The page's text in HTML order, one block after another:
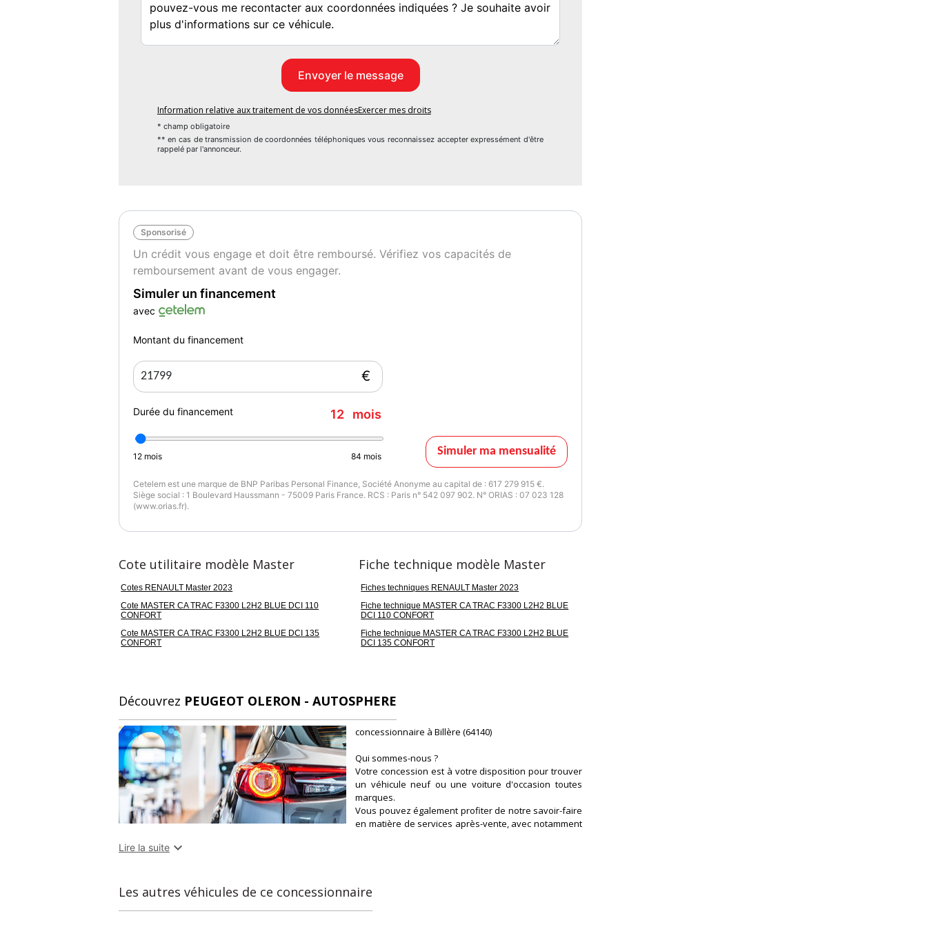
Blanc Minéral 2 2 mois
Information relative aux traitement de vos donnéesExercer mes droits
* champ obligatoire
** en cas de transmission de coordonnées téléphoniques vous reconnaissez accepter expressément d'être
rappelé par l'annonceur.
Sponsorisé
Un crédit vous engage et doit être remboursé. Vérifiez vos capacités de
remboursement avant de vous engager.
Simuler un financement
avec
Montant du financement
€
Durée du financement 12 mois
12 mois 84 mois Simuler ma mensualité
Cetelem est une marque de BNP Paribas Personal Finance, Société Anonyme au capital de : 617 279 915 €.
Siège social : 1 Boulevard Haussmann - 75009 Paris France. RCS : Paris n° 542 097 902. N° ORIAS : 07 023 128
(www.orias.fr).
Cote utilitaire modèle Master
Cotes RENAULT Master 2023
Cote MASTER CA TRAC F3300 L2H2 BLUE DCI 110
CONFORT
Cote MASTER CA TRAC F3300 L2H2 BLUE DCI 135
CONFORT
Fiche technique modèle Master
Fiches techniques RENAULT Master 2023
Fiche technique MASTER CA TRAC F3300 L2H2 BLUE
DCI 110 CONFORT
Fiche technique MASTER CA TRAC F3300 L2H2 BLUE
DCI 135 CONFORT
Découvrez PEUGEOT OLERON - AUTOSPHERE
concessionnaire à Billère (64140)
Qui sommes-nous ?
Votre concession est à votre disposition pour trouver
un véhicule neuf ou une voiture d'occasion toutes
marques.
Vous pouvez également profiter de notre savoir-faire
en matière de services après-vente, avec notamment
véhicules d'occasion.
reconnus parmi un réseau de 250 concessions, avec
Lire la suite 
Les autres véhicules de ce concessionnaire